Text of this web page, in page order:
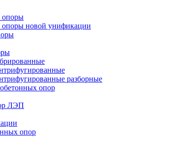
опоры
опоры новой унификации
разборные
опор
ЛЭП
опор